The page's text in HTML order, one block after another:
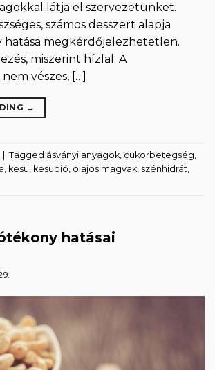
látja el szervezetünket.
számos desszert alapja
hatása megkérdőjelezhetetlen.
miszerint hízlal. A
vészes, […]
→
| Tagged ásványi anyagok cukorbetegség
kesu kesudió olajos magvak szénhidrát
hatásai